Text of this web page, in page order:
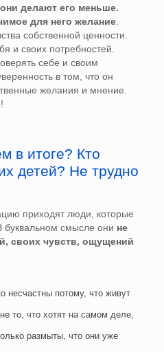
делают его меньше.
для него желание.
собственной ценности.
и своих потребностей.
себе и своим
в том, что он
желания и мнение.
в итоге? Кто
детей? Не трудно
приходят люди, которые
буквальном смысле они не
своих чувств, ощущений
несчастны потому, что живут
то, что хотят на самом деле,
размыты, что они уже